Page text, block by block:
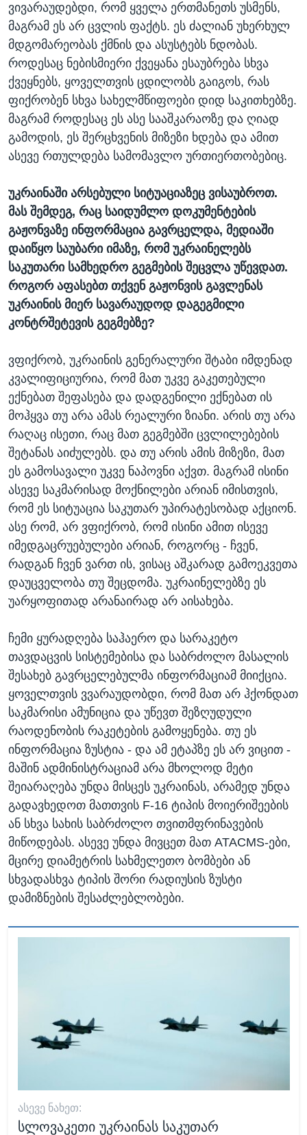
ვივარაუდებდი, რომ ყველა ერთმანეთს უსმენს,
მაგრამ ეს არ ცვლის ფაქტს. ეს ძალიან უხერხულ
მდგომარეობას ქმნის და ასუსტებს ნდობას.
როდესაც ნებისმიერი ქვეყანა ესაუბრება სხვა
ქვეყნებს, ყოველთვის ცდილობს გაიგოს, რას
ფიქრობენ სხვა სახელმწიფოები დიდ საკითხებზე.
მაგრამ როდესაც ეს ასე სააშკარაოზე და ღიად
გამოდის, ეს შერცხვენის მიზეზი ხდება და ამით
ასევე რთულდება სამომავლო ურთიერთობებიც.
უკრაინაში არსებული სიტუაციაზეც ვისაუბროთ.
მას შემდეგ, რაც საიდუმლო დოკუმენტების
გაჟონვაზე ინფორმაცია გავრცელდა, მედიაში
დაიწყო საუბარი იმაზე, რომ უკრაინელებს
საკუთარი სამხედრო გეგმების შეცვლა უწევდათ.
როგორ აფასებთ თქვენ გაჟონვის გავლენას
უკრაინის მიერ სავარაუდოდ დაგეგმილი
კონტრშეტევის გეგმებზე?
ვფიქრობ, უკრაინის გენერალური შტაბი იმდენად
კვალიფიციურია, რომ მათ უკვე გაკეთებული
ექნებათ შეფასება და დადგენილი ექნებათ ის
მოჰყვა თუ არა ამას რეალური ზიანი. არის თუ არა
რაღაც ისეთი, რაც მათ გეგმებში ცვლილებების
შეტანას აიძულებს. და თუ არის ამის მიზეზი, მათ
ეს გამოსავალი უკვე ნაპოვნი აქვთ. მაგრამ ისინი
ასევე საკმარისად მოქნილები არიან იმისთვის,
რომ ეს სიტუაცია საკუთარ უპირატესობად აქციონ.
ასე რომ, არ ვფიქრობ, რომ ისინი ამით ისევე
იმედგაცრუებულები არიან, როგორც - ჩვენ,
რადგან ჩვენ ვართ ის, ვისაც აშკარად გამოეკვეთა
დაუცველობა თუ შეცდომა. უკრაინელებზე ეს
უარყოფითად არანაირად არ აისახება.
ჩემი ყურადღება საჰაერო და სარაკეტო
თავდაცვის სისტემებისა და საბრძოლო მასალის
შესახებ გავრცელებულმა ინფორმაციამ მიიქცია.
ყოველთვის ვვარაუდობდი, რომ მათ არ ჰქონდათ
საკმარისი ამუნიცია და უწევთ შეზღუდული
რაოდენობის რაკეტების გამოყენება. თუ ეს
ინფორმაცია ზუსტია - და ამ ეტაპზე ეს არ ვიცით -
მაშინ ადმინისტრაციამ არა მხოლოდ მეტი
შეიარაღება უნდა მისცეს უკრაინას, არამედ უნდა
გადავხედოთ მათთვის F-16 ტიპის მოიერიშეების
ან სხვა სახის საბრძოლო თვითმფრინავების
მიწოდებას. ასევე უნდა მივცეთ მათ ATACMS-ები,
მცირე დიამეტრის სახმელეთო ბომბები ან
სხვადასხვა ტიპის შორი რადიუსის ზუსტი
დამიზნების შესაძლებლობები.
ᲐᲡᲔᲕᲔ ᲜᲐᲮᲔᲗ:
სლოვაკეთი უკრაინას საკუთარ